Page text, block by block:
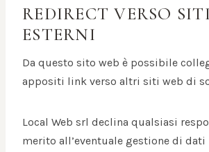
REDIRECT VERSO SITI
ESTERNI
Da questo sito web è possibile
appositi link verso altri siti web di
Local Web srl declina qualsiasi
merito all’eventuale gestione di dati